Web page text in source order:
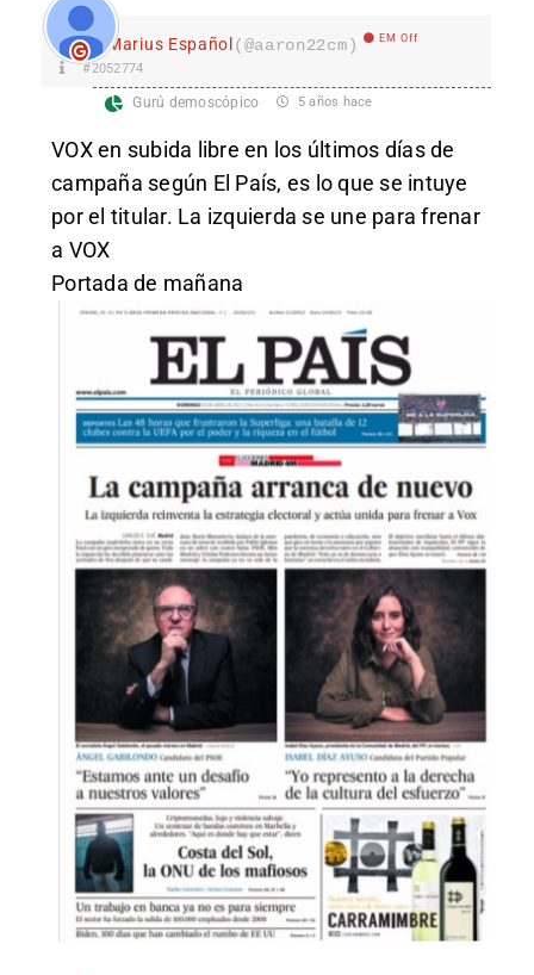
Marius Español (@aaron22cm) EM Off
#2052774
Gurú demoscópico 5 años hace
VOX en subida libre en los últimos días de
campaña según El País, es lo que se intuye
por el titular. La izquierda se une para frenar
a VOX
Portada de mañana